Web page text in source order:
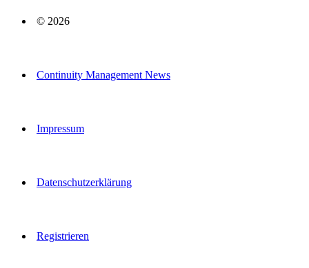
© 2026
Continuity Management News
Impressum
Datenschutzerklärung
Registrieren